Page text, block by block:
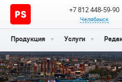
+7 812 448-59-90
Челябинск
Продукция Услуги